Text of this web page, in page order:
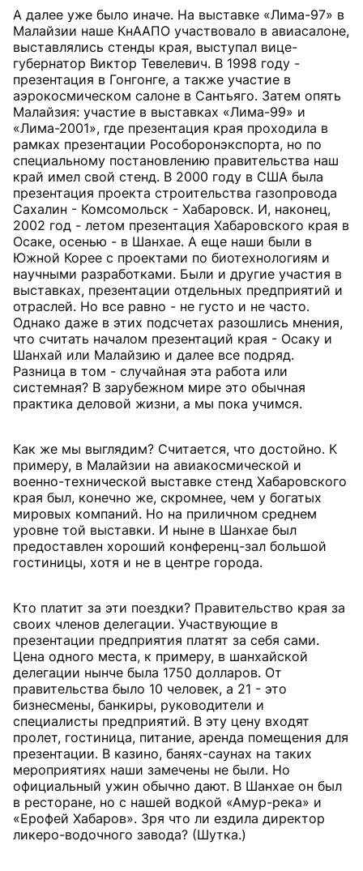
А далее уже было иначе. На выставке «Лима-97» в
Малайзии наше КнААПО участвовало в авиасалоне,
выставлялись стенды края, выступал вице-
губернатор Виктор Тевелевич. В 1998 году -
презентация в Гонгонге, а также участие в
аэрокосмическом салоне в Сантьяго. Затем опять
Малайзия: участие в выставках «Лима-99» и
«Лима-2001», где презентация края проходила в
рамках презентации Рособоронэкспорта, но по
специальному постановлению правительства наш
край имел свой стенд. В 2000 году в США была
презентация проекта строительства газопровода
Сахалин - Комсомольск - Хабаровск. И, наконец,
2002 год - летом презентация Хабаровского края в
Осаке, осенью - в Шанхае. А еще наши были в
Южной Корее с проектами по биотехнологиям и
научными разработками. Были и другие участия в
выставках, презентации отдельных предприятий и
отраслей. Но все равно - не густо и не часто.
Однако даже в этих подсчетах разошлись мнения,
что считать началом презентаций края - Осаку и
Шанхай или Малайзию и далее все подряд.
Разница в том - случайная эта работа или
системная? В зарубежном мире это обычная
практика деловой жизни, а мы пока учимся.
Как же мы выглядим? Считается, что достойно. К
примеру, в Малайзии на авиакосмической и
военно-технической выставке стенд Хабаровского
края был, конечно же, скромнее, чем у богатых
мировых компаний. Но на приличном среднем
уровне той выставки. И ныне в Шанхае был
предоставлен хороший конференц-зал большой
гостиницы, хотя и не в центре города.
Кто платит за эти поездки? Правительство края за
своих членов делегации. Участвующие в
презентации предприятия платят за себя сами.
Цена одного места, к примеру, в шанхайской
делегации нынче была 1750 долларов. От
правительства было 10 человек, а 21 - это
бизнесмены, банкиры, руководители и
специалисты предприятий. В эту цену входят
пролет, гостиница, питание, аренда помещения для
презентации. В казино, банях-саунах на таких
мероприятиях наши замечены не были. Но
официальный ужин обычно дают. В Шанхае он был
в ресторане, но с нашей водкой «Амур-река» и
«Ерофей Хабаров». Зря что ли ездила директор
ликеро-водочного завода? (Шутка.)